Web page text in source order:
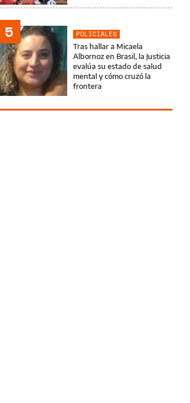
5
POLICIALES
Tras hallar a Micaela
Albornoz en Brasil, la Justicia
evalúa su estado de salud
mental y cómo cruzó la
frontera